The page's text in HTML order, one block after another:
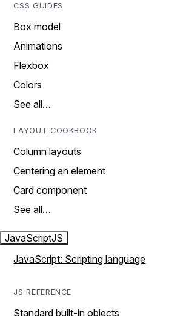
CSS GUIDES
Box model
Animations
Flexbox
Colors
See all…
LAYOUT COOKBOOK
Column layouts
Centering an element
Card component
See all…
JavaScriptJS
JavaScript: Scripting language
JS REFERENCE
Standard built-in objects